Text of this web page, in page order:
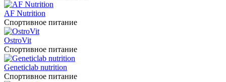
AF Nutrition
Спортивное питание
OstroVit
Спортивное питание
Geneticlab nutrition
Спортивное питание